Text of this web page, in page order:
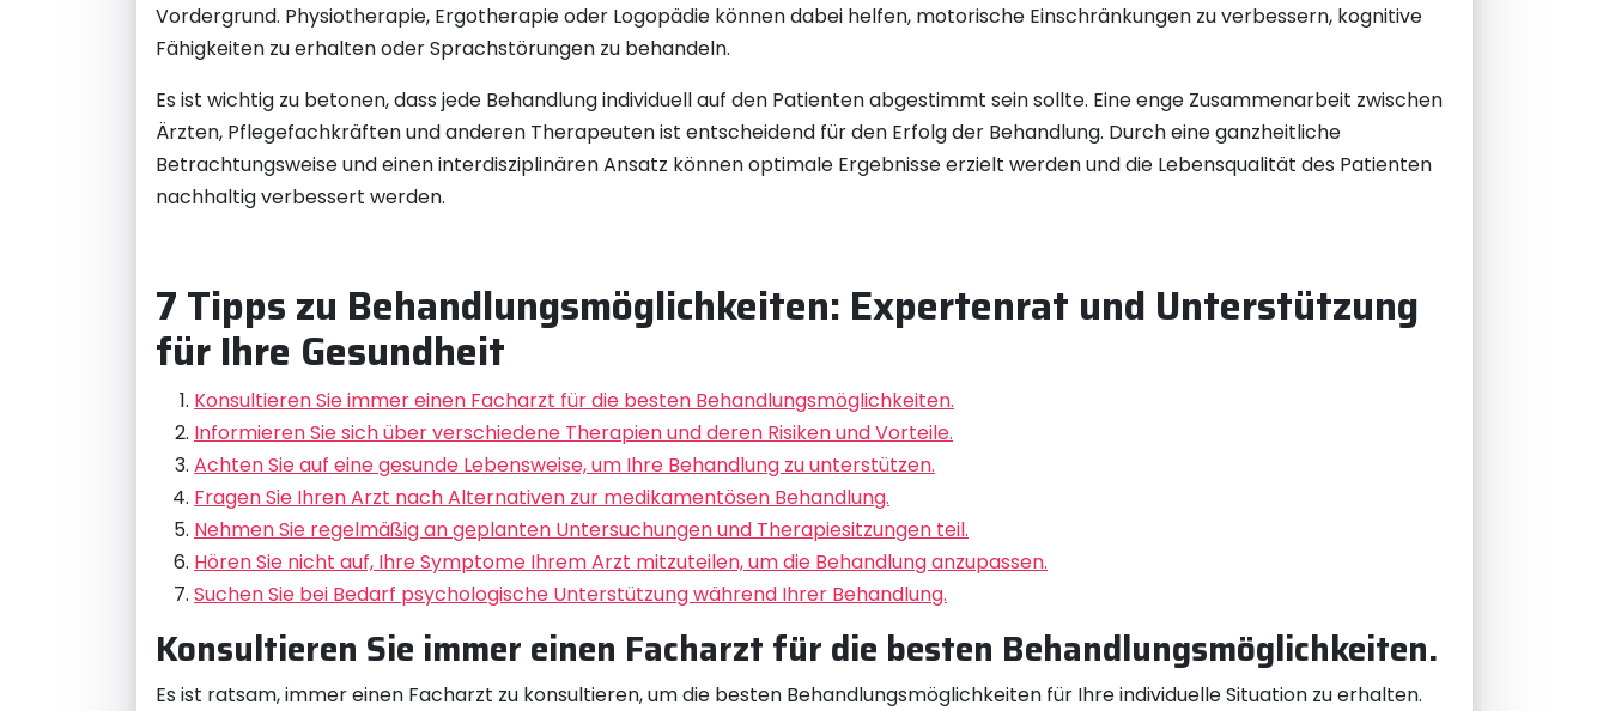
Vordergrund. Physiotherapie, Ergotherapie oder Logopädie können dabei helfen, motorische Einschränkungen zu verbessern, kognitive
Fähigkeiten zu erhalten oder Sprachstörungen zu behandeln.
Es ist wichtig zu betonen, dass jede Behandlung individuell auf den Patienten abgestimmt sein sollte. Eine enge Zusammenarbeit zwischen
Ärzten, Pflegefachkräften und anderen Therapeuten ist entscheidend für den Erfolg der Behandlung. Durch eine ganzheitliche
Betrachtungsweise und einen interdisziplinären Ansatz können optimale Ergebnisse erzielt werden und die Lebensqualität des Patienten
nachhaltig verbessert werden.
7 Tipps zu Behandlungsmöglichkeiten: Expertenrat und Unterstützung
für Ihre Gesundheit
Konsultieren Sie immer einen Facharzt für die besten Behandlungsmöglichkeiten.
Informieren Sie sich über verschiedene Therapien und deren Risiken und Vorteile.
Achten Sie auf eine gesunde Lebensweise, um Ihre Behandlung zu unterstützen.
Fragen Sie Ihren Arzt nach Alternativen zur medikamentösen Behandlung.
Nehmen Sie regelmäßig an geplanten Untersuchungen und Therapiesitzungen teil.
Hören Sie nicht auf, Ihre Symptome Ihrem Arzt mitzuteilen, um die Behandlung anzupassen.
Suchen Sie bei Bedarf psychologische Unterstützung während Ihrer Behandlung.
Konsultieren Sie immer einen Facharzt für die besten Behandlungsmöglichkeiten.
Es ist ratsam, immer einen Facharzt zu konsultieren, um die besten Behandlungsmöglichkeiten für Ihre individuelle Situation zu erhalten.